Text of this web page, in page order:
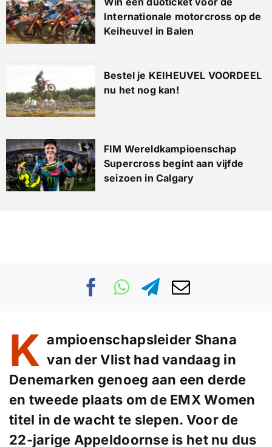
Internationale motorcross op de
Keiheuvel in Balen
Bestel je KEIHEUVEL VOORDEEL
nu het nog kan!
FIM Wereldkampioenschap
Supercross begint aan vijfde
seizoen in Calgary
K ampioenschapsleider Shana
van der Vlist had vandaag in
Denemarken genoeg aan een derde
en tweede plaats om de EMX Women
titel in de wacht te slepen. Voor de
22-jarige Appeldoornse is het nu dus